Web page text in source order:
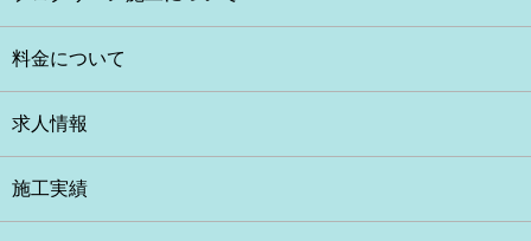
料金について
求人情報
施工実績